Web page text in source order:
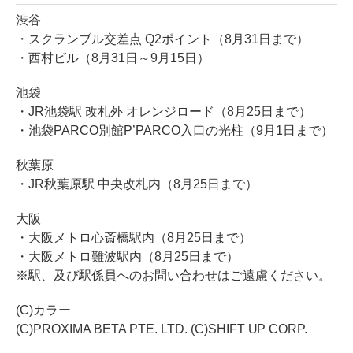
渋谷
・スクランブル交差点 Q2ポイント（8月31日まで）
・西村ビル（8月31日～9月15日）
池袋
・JR池袋駅 改札外 オレンジロード（8月25日まで）
・池袋PARCO別館P’PARCO入口の光柱（9月1日まで）
秋葉原
・JR秋葉原駅 中央改札内（8月25日まで）
大阪
・大阪メトロ心斎橋駅内（8月25日まで）
・大阪メトロ難波駅内（8月25日まで）
※駅、及び駅係員へのお問い合わせはご遠慮ください。
(C)カラー
(C)PROXIMA BETA PTE. LTD. (C)SHIFT UP CORP.